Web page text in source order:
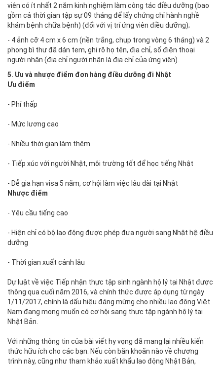
viên có ít nhất 2 năm kinh nghiệm làm công tác điều dưỡng (bao
gồm cả thời gian tập sự 09 tháng để lấy chứng chỉ hành nghề
khám bệnh chữa bệnh) (đối với vị trí ứng viên điều dưỡng);
- 4 ảnh cỡ 4 cm x 6 cm (nền trắng, chụp trong vòng 6 tháng) và 2
phong bì thư đã dán tem, ghi rõ họ tên, địa chỉ, số điện thoại
người nhận (địa chỉ người nhận là địa chỉ của ứng viên).
5. Ưu và nhược điểm đơn hàng điều dưỡng đi Nhật
Ưu điểm
- Phí thấp
- Mức lương cao
- Nhiều thời gian làm thêm
- Tiếp xúc với người Nhật, môi trường tốt để học tiếng Nhật
- Dễ gia hạn visa 5 năm, cơ hội làm việc lâu dài tại Nhật
Nhược điểm
- Yêu cầu tiếng cao
- Hiện chỉ có bộ lao động được phép đưa người sang Nhật hệ điều
dưỡng
- Thời gian xuất cảnh lâu
Dự luật về việc Tiếp nhận thực tập sinh ngành hộ lý tại Nhật được
thông qua cuối năm 2016, và chính thức được áp dụng từ ngày
1/11/2017, chính là dấu hiệu đáng mừng cho nhiều lao động Việt
Nam đang mong muốn có cơ hội sang thực tập ngành hộ lý tại
Nhật Bản.
Với những thông tin của bài viết hy vọng đã mang lại nhiều kiến
thức hữu ích cho các bạn. Nếu còn băn khoăn nào về chương
trình này, cũng như tham khảo xuất khẩu lao động Nhật Bản,